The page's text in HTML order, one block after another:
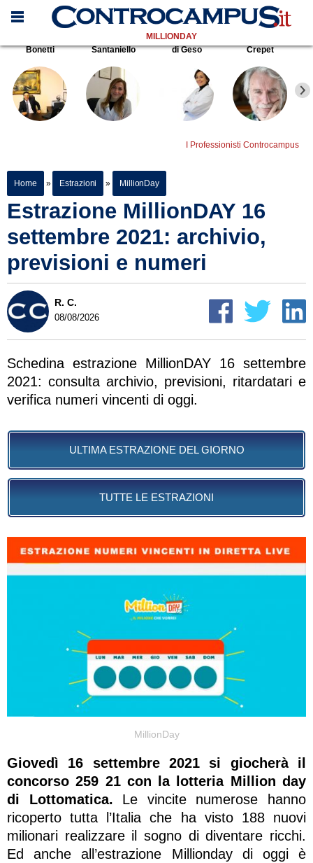
MILLIONDAY
Bonetti
Santaniello di Geso Crepet
I Professionisti Controcampus
Home » Estrazioni » MillionDay
Estrazione MillionDAY 16
settembre 2021: archivio,
previsioni e numeri
R. C.
08/08/2026
Schedina estrazione MillionDAY 16 settembre
2021: consulta archivio, previsioni, ritardatari e
verifica numeri vincenti di oggi.
ULTIMA ESTRAZIONE DEL GIORNO
TUTTE LE ESTRAZIONI
MillionDay
Giovedì 16 settembre 2021 si giocherà il
concorso 259 21 con la lotteria Million day
di Lottomatica. Le vincite numerose hanno
ricoperto tutta l’Italia che ha visto 188 nuovi
milionari realizzare il sogno di diventare ricchi.
Ed anche all’estrazione Millionday di oggi è